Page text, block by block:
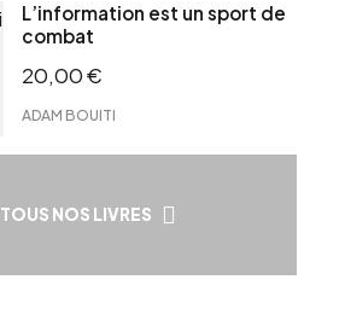
L’information est un sport de
combat
20,00€
ADAM BOUITI
TOUS NOS LIVRES